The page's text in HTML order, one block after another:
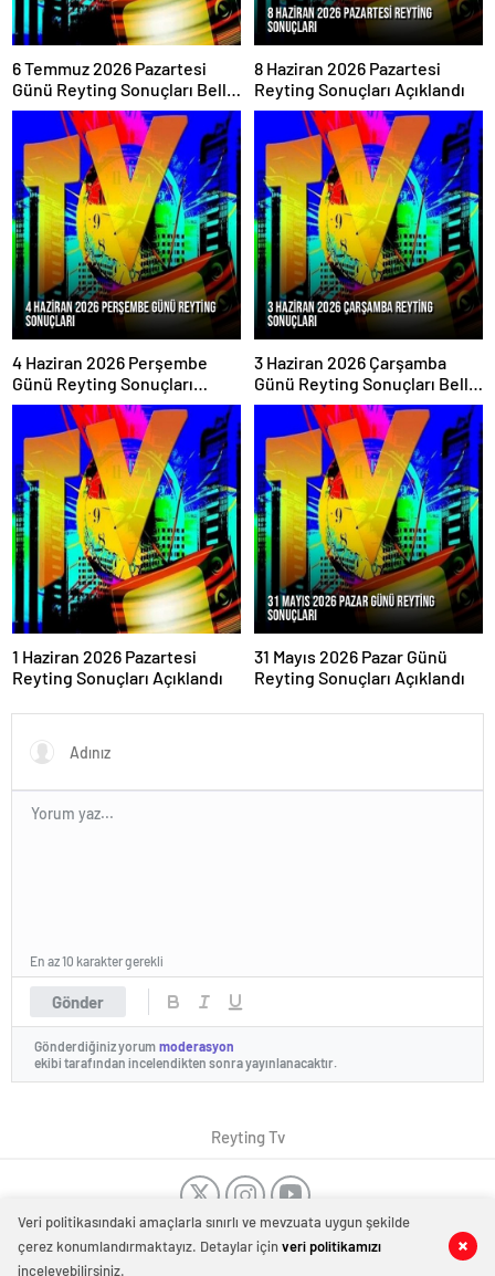
Haber Merkezi
0 0
6 Temmuz 2026 Pazartesi
Günü Reyting Sonuçları Belli
Oldu
8 Haziran 2026 Pazartesi
Reyting Sonuçları Açıklandı
4 Haziran 2026 Perşembe
Günü Reyting Sonuçları
Açıklandı
3 Haziran 2026 Çarşamba
Günü Reyting Sonuçları Belli
Oldu
1 Haziran 2026 Pazartesi
Reyting Sonuçları Açıklandı
31 Mayıs 2026 Pazar Günü
Reyting Sonuçları Açıklandı
Gönder
En az 10 karakter gerekli
Gönderdiğiniz yorum moderasyon
ekibi tarafından incelendikten sonra yayınlanacaktır.
Reyting Tv
Veri politikasındaki amaçlarla sınırlı ve mevzuata uygun şekilde
çerez konumlandırmaktayız. Detaylar içinveri politikamızı
inceleyebilirsiniz.
Dost SitelerTanıtım Yazısı -Düğün Dansı Kursu-Dans Kursu
Bakırköy
-Kombi tamiri İstanbul Kombi servisi İstanbul
Evden